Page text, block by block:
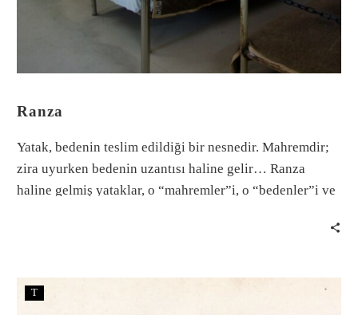
Ranza
Yatak, bedenin teslim edildiği bir nesnedir. Mahremdir;
zira uyurken bedenin uzantısı haline gelir… Ranza
haline gelmiş yataklar, o “mahremler”i, o “bedenler”i ve
T